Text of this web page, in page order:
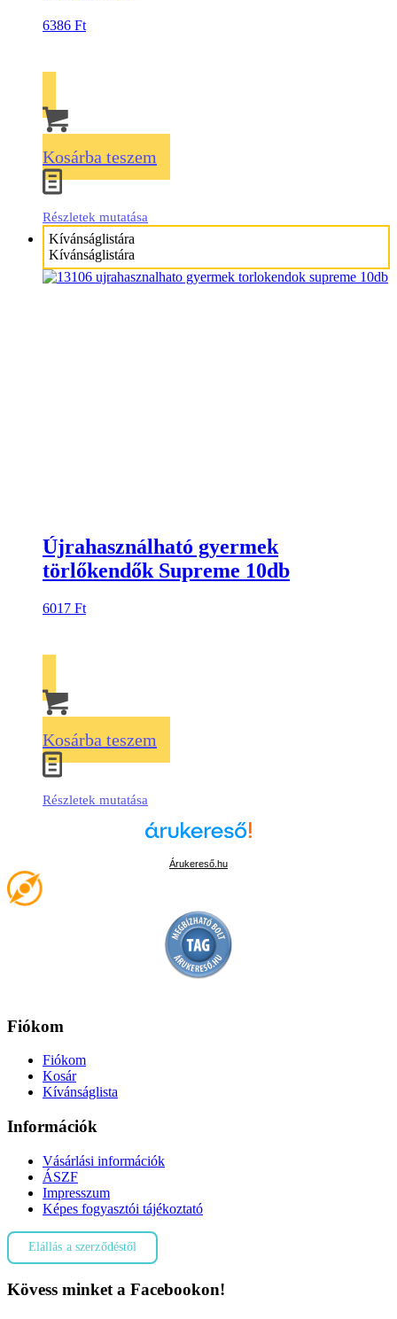
6386 Ft
Kosárba teszem
Részletek mutatása
Kívánságlistára
Kívánságlistára
Újrahasználható gyermek
törlőkendők Supreme 10db
6017 Ft
Kosárba teszem
Részletek mutatása
Árukereső.hu
Fiókom
Fiókom
Kosár
Kívánságlista
Információk
Vásárlási információk
ÁSZF
Impresszum
Képes fogyasztói tájékoztató
Elállás a szerződéstől
Kövess minket a Facebookon!